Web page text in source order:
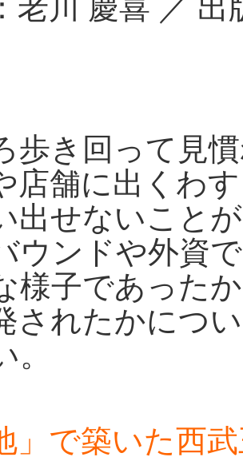
歩き回って見
店舗に出くわ
出せないこと
ウンドや外資
様子であった
されたかにつ
」で築いた西